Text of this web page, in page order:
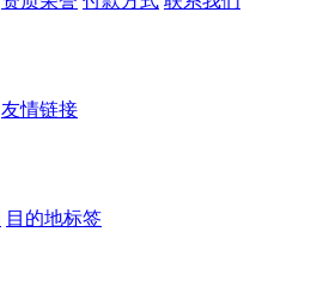
友情链接
目的地标签